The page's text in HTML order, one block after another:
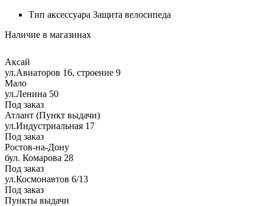
Тип аксессуара Защита велосипеда
Наличие в магазинах
Аксай
ул.Авиаторов 16, строение 9
Мало
ул.Ленина 50
Под заказ
Атлант (Пункт выдачи)
ул.Индустриальная 17
Под заказ
Ростов-на-Дону
бул. Комарова 28
Под заказ
ул.Космонавтов 6/13
Под заказ
Пункты выдачи